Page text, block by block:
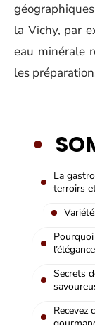
la Vichy, par
eau minérale
les
La
terroirs
Secrets
Recevez